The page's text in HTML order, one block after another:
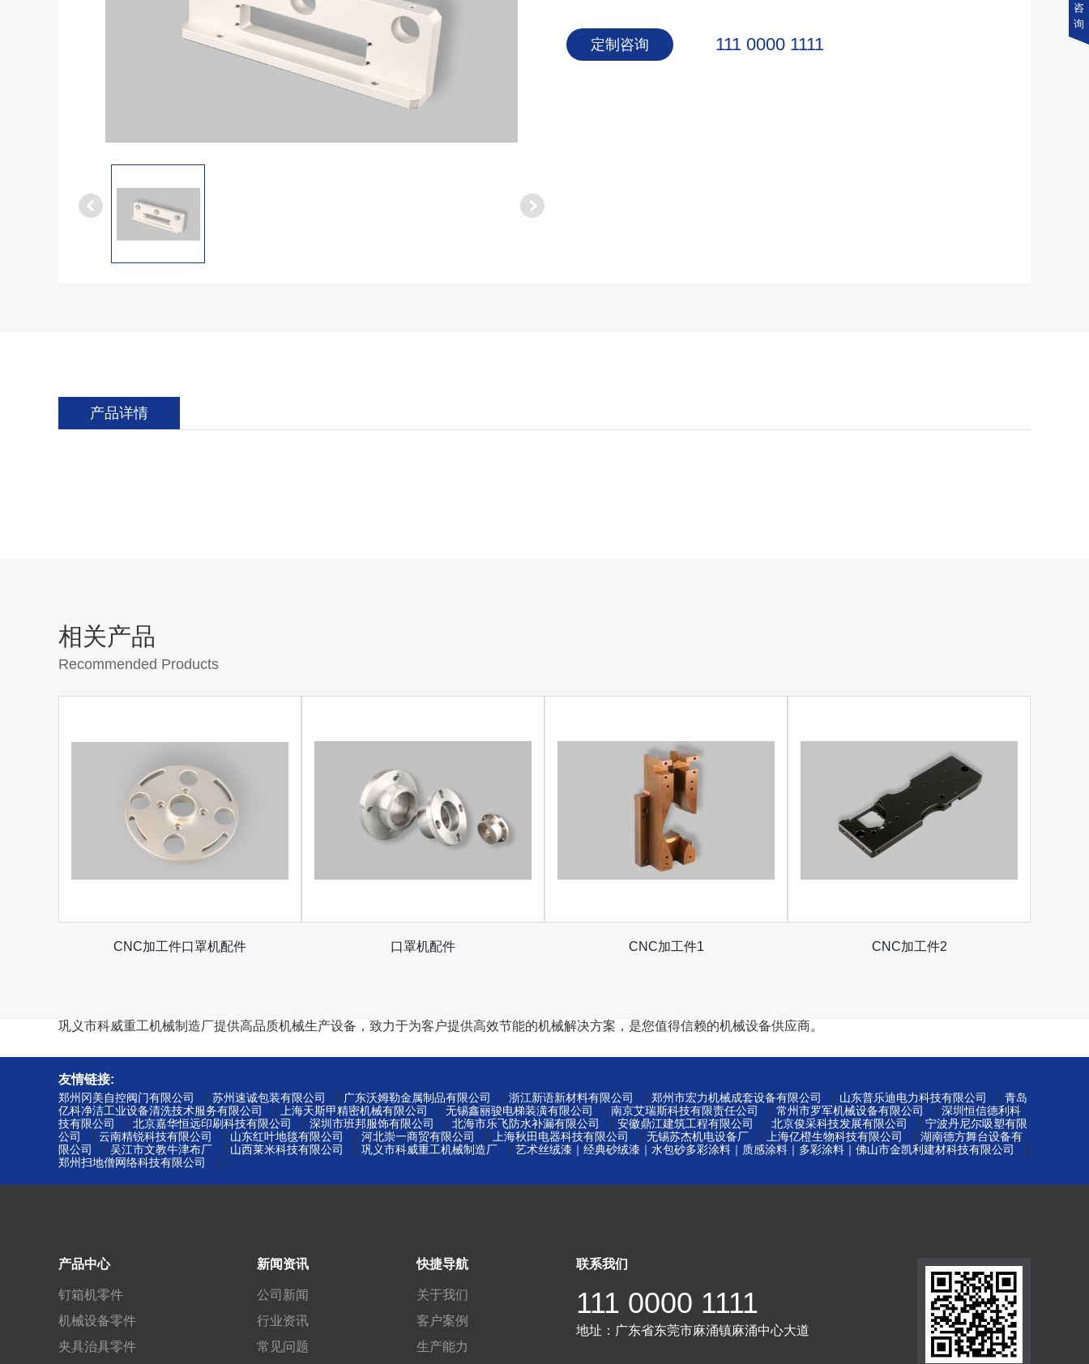
定制咨询 111 0000 1111
产品详情
相关产品
Recommended Products
CNC加工件口罩机配件 口罩机配件 CNC加工件1 CNC加工件2
巩义市科威重工机械制造厂提供高品质机械生产设备，致力于为客户提供高效节能的机械解决方案，是您值得信赖的机械设备供应商。
友情链接:
郑州冈美自控阀门有限公司 苏州速诚包装有限公司 广东沃姆勒金属制品有限公司 浙江新语新材料有限公司 郑州市宏力机械成套设备有限公司 山东普乐迪电力科技有限公司
青岛
亿科净洁工业设备清洗技术服务有限公司
上海天斯甲精密机械有限公司 无锡鑫丽骏电梯装潢有限公司 南京艾瑞斯科技有限责任公司 常州市罗军机械设备有限公司
深圳恒信德利科
技有限公司
北京嘉华恒远印刷科技有限公司 深圳市班邦服饰有限公司 北海市乐飞防水补漏有限公司 安徽鼎江建筑工程有限公司 北京俊采科技发展有限公司
宁波丹尼尔吸塑有限
公司
云南精锐科技有限公司 山东红叶地毯有限公司 河北崇一商贸有限公司 上海秋田电器科技有限公司 无锡苏杰机电设备厂 上海亿橙生物科技有限公司
湖南德方舞台设备有
限公司
吴江市文教牛津布厂 山西莱米科技有限公司 巩义市科威重工机械制造厂 艺术丝绒漆｜经典砂绒漆｜水包砂多彩涂料｜质感涂料｜多彩涂料｜佛山市金凯利建材科技有限公司
郑州扫地僧网络科技有限公司
产品中心
钉箱机零件
机械设备零件
夹具治具零件
新闻资讯
公司新闻
行业资讯
常见问题
快捷导航
关于我们
客户案例
生产能力
联系我们
111 0000 1111
地址： 广东省东莞市麻涌镇麻涌中心大道
咨
询